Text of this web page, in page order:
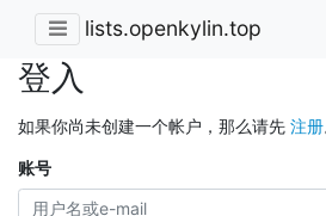
lists.openkylin.top
登入
如果你尚未创建一个帐户，那么请先 注册
账号